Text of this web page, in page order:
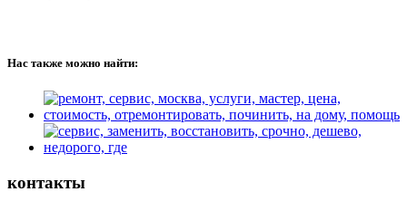
Нас также можно найти:
контакты